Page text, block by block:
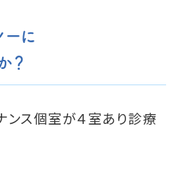
に
？
ンス個室が４室あり診療